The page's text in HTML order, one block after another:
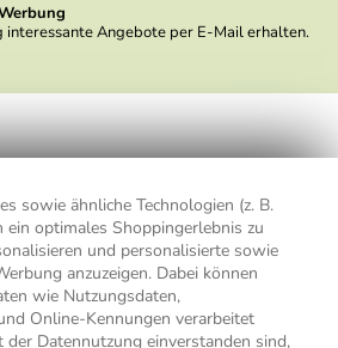
sowie ähnliche Technologien (z. B.
ein optimales Shoppingerlebnis zu
und personalisierte sowie
anzuzeigen. Dabei können
wie Nutzungsdaten,
Online-Kennungen verarbeitet
Datennutzung einverstanden sind,
interessante Angebote per E-Mail erhalten.
nicht an andere Unternehmen
Zwecken wird in anonymer Form
konkrete Person geklickt hat. Diese
meiner E-Mail- Adresse für Werbezwecke
für die Zukunft widerrufen, indem ich
Ende des Newsletters anklicke oder die
deaktiviere. Die
habe ich zur Kenntnis genommen.
AGB
Widerrufsformular